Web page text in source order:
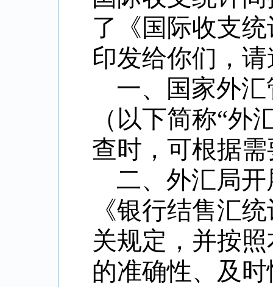
了《国际收支
印发给你们，
一、国家外汇
（以下简称“
查时，可根据
二、外汇局
《银行结售汇
关规定，并按
的准确性、及